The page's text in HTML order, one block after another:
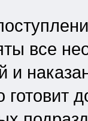
все
и
готовит